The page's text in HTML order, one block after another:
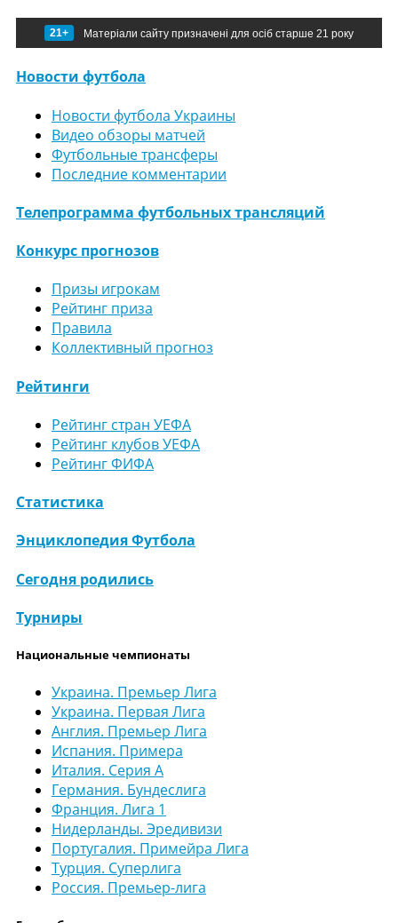
21+ Матеріали сайту призначені для осіб старше 21 року
Новости футбола
Новости футбола Украины
Видео обзоры матчей
Футбольные трансферы
Последние комментарии
Телепрограмма футбольных трансляций
Конкурс прогнозов
Призы игрокам
Рейтинг приза
Правила
Коллективный прогноз
Рейтинги
Рейтинг стран УЕФА
Рейтинг клубов УЕФА
Рейтинг ФИФА
Статистика
Энциклопедия Футбола
Сегодня родились
Турниры
Национальные чемпионаты
Украина. Премьер Лига
Украина. Первая Лига
Англия. Премьер Лига
Испания. Примера
Италия. Серия А
Германия. Бундеслига
Франция. Лига 1
Нидерланды. Эредивизи
Португалия. Примейра Лига
Турция. Суперлига
Россия. Премьер-лига